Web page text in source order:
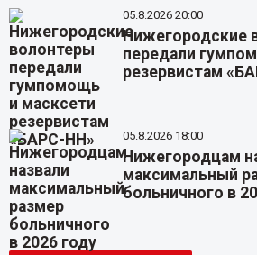
05.8.2026 20:00
Нижегородские
передали
резервистам
05.8.2026 18:00
Нижегородцам
максимальный
больничного в